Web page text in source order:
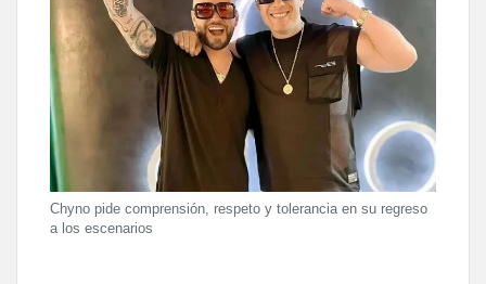
Chyno pide comprensión, respeto y tolerancia en su regreso
a los escenarios